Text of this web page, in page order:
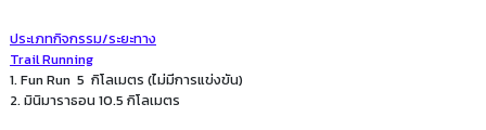
ประเภทกิจกรรม/ระยะทาง
Trail Running
1. Fun Run 5 กิโลเมตร (ไม่มีการแข่งขัน)
2. มินิมาราธอน 10.5 กิโลเมตร